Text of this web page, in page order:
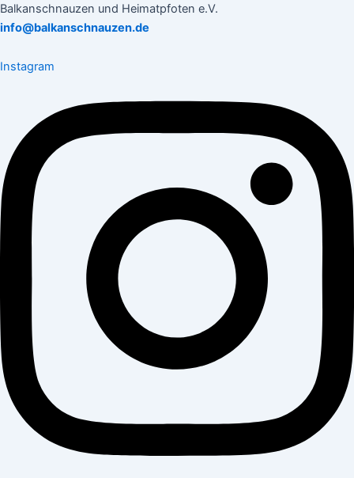
Balkanschnauzen und Heimatpfoten e.V.
info@balkanschnauzen.de
Instagram